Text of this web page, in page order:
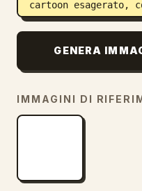
cartoon esagerato,
e finiture grafiche
fotografate.
cartoon come
atteggiamento
come figura focale
GENERA
IMMAGINI DI